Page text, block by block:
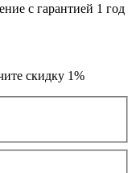
с гарантией 1 год
скидку 1%